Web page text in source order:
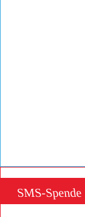
SMS-Spende